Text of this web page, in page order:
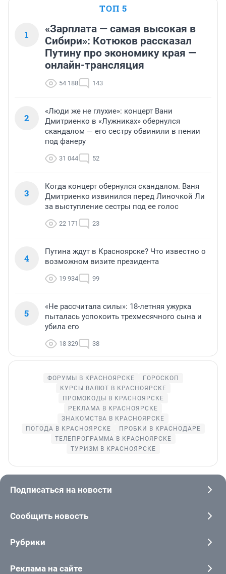
ТОП 5
1
«Зарплата — самая высокая в
Сибири»: Котюков рассказал
Путину про экономику края —
онлайн-трансляция
54 188 143
2
«Люди же не глухие»: концерт Вани
Дмитриенко в «Лужниках» обернулся
скандалом — его сестру обвинили в пении
под фанеру
31 044 52
3
Когда концерт обернулся скандалом. Ваня
Дмитриенко извинился перед Линочкой Ли
за выступление сестры под ее голос
22 171 23
4
Путина ждут в Красноярске? Что известно о
возможном визите президента
19 934 99
5
«Не рассчитала силы»: 18-летняя ужурка
пыталась успокоить трехмесячного сына и
убила его
18 329 38
ФОРУМЫ В КРАСНОЯРСКЕ
ГОРОСКОП
КУРСЫ ВАЛЮТ В КРАСНОЯРСКЕ
ПРОМОКОДЫ В КРАСНОЯРСКЕ
РЕКЛАМА В КРАСНОЯРСКЕ
ЗНАКОМСТВА В КРАСНОЯРСКЕ
ПОГОДА В КРАСНОЯРСКЕ
ПРОБКИ В КРАСНОДАРЕ
ТЕЛЕПРОГРАММА В КРАСНОЯРСКЕ
ТУРИЗМ В КРАСНОЯРСКЕ
Подписаться на новости
Сообщить новость
Рубрики
Реклама на сайте